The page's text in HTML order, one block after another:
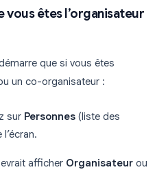
vous êtes l’organisateur
que si vous êtes
un co-organisateur :
sur Personnes (liste des
afficher Organisateur ou